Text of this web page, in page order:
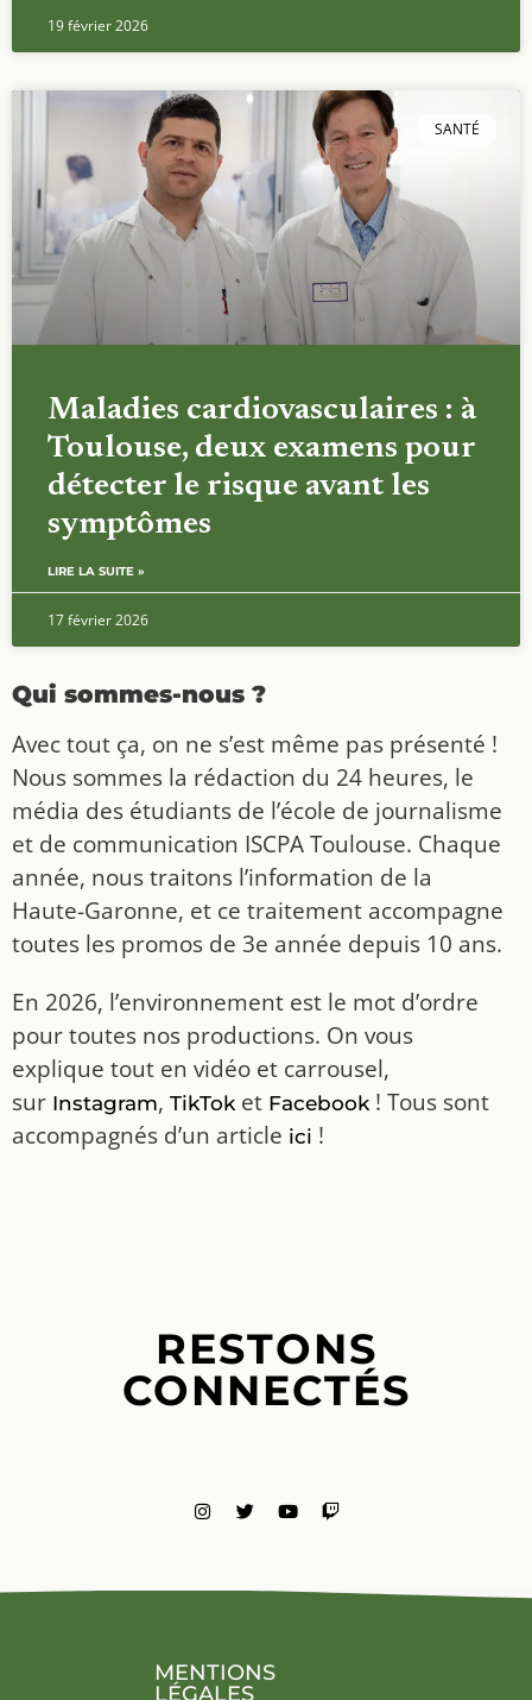
19 février 2026
SANTÉ
Maladies cardiovasculaires : à
Toulouse, deux examens pour
détecter le risque avant les
symptômes
LIRE LA SUITE »
17 février 2026
Qui sommes-nous ?
Avec tout ça, on ne s’est même pas présenté !
Nous sommes la rédaction du 24 heures, le
média des étudiants de l’école de journalisme
et de communication ISCPA Toulouse. Chaque
année, nous traitons l’information de la
Haute-Garonne, et ce traitement accompagne
toutes les promos de 3e année depuis 10 ans.
En 2026, l’environnement est le mot d’ordre
pour toutes nos productions. On vous
explique tout en vidéo et carrousel,
sur Instagram, TikToket Facebook! Tous sont
accompagnés d’un article ici !
RESTONS
CONNECTÉS
MENTIONS
LÉGALES